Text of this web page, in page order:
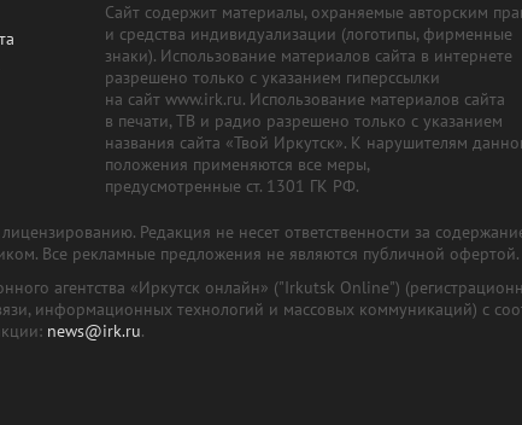
Сайт содержит материалы, охраняемые авторским
и средства индивидуализации (логотипы, фирменные
знаки). Использование материалов сайта в интернете
разрешено только с указанием гиперссылки
на сайт www.irk.ru. Использование материалов сайта
в печати, ТВ и радио разрешено только с указанием
названия сайта «Твой Иркутск». К нарушителям
положения применяются все меры,
предусмотренные ст. 1301 ГК РФ.
Редакция не несет ответственности за
Все рекламные предложения не являются публичной офертой.
агентства «Иркутск онлайн» ("Irkutsk Online")
информационных технологий и массовых коммуникаций) с
news@irk.ru.